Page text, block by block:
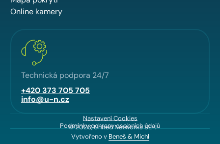
Online kamery
Technická podpora 24/7
+420 373 705 705
info@u-n.cz
Nastavení Cookies
Podmínky ochrany osobních údajů
© 2026, United Networks SE
Vytvořeno v Beneš & Michl